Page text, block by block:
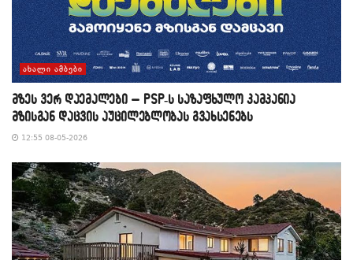
ᲐᲮᲐᲚᲘ ᲐᲛᲑᲔᲑᲘ
მზეს ვერ დაემალები – PSP-ს საზაფხულო კამპანია
მზისგან დაცვის აუცილებლობას გვახსენებს
12:55 08-05-2026